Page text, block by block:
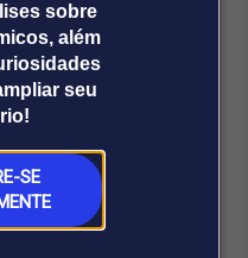
sobre
além
seu
SE
mercado
em
real
Broadcast
Broadcast
Releases
em